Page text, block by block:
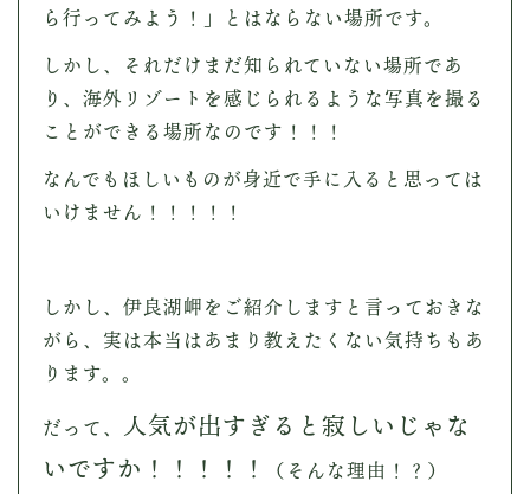
ら行ってみよう！」とはならない場所です。
しかし、それだけまだ知られていない場所であ
り、海外リゾートを感じられるような写真を撮る
ことができる場所なのです！！！
なんでもほしいものが身近で手に入ると思っては
いけません！！！！！
しかし、伊良湖岬をご紹介しますと言っておきな
がら、実は本当はあまり教えたくない気持ちもあ
ります。。
だって、 人気が出すぎると寂しいじゃな
いですか！！！！！
（そんな理由！？）